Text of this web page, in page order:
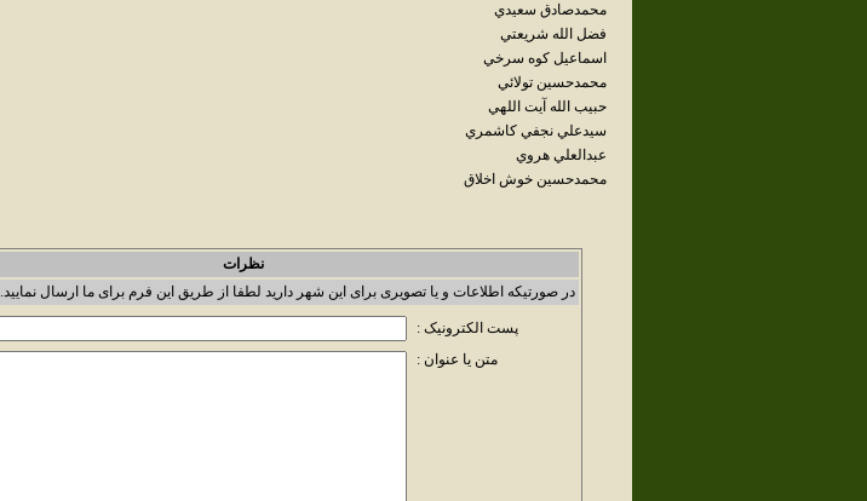
محمدصادق سعيدي
فضل الله شريعتي
اسماعيل كوه سرخي
محمدحسين تولائي
حبيب الله آيت اللهي
سيدعلي نجفي کاشمري
عبدالعلي هروي
محمدحسين خوش اخلاق
نظرات
در صورتیکه اطلاعات و یا تصویری برای این شهر دارید لطفا از طریق این فرم برای ما ارسال نمایید.
پست الکترونیک :
متن یا عنوان :